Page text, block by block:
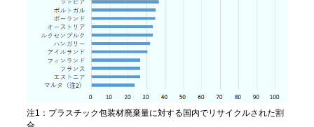
注1：プラスチック包装材廃棄量に対する国内でリサイクルされた割